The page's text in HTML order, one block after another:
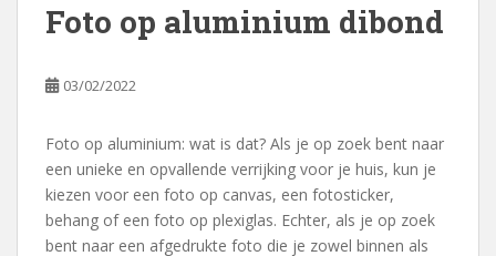
Foto op aluminium dibond
03/02/2022
Foto op aluminium: wat is dat? Als je op zoek bent naar
een unieke en opvallende verrijking voor je huis, kun je
kiezen voor een foto op canvas, een fotosticker,
behang of een foto op plexiglas. Echter, als je op zoek
bent naar een afgedrukte foto die je zowel binnen als